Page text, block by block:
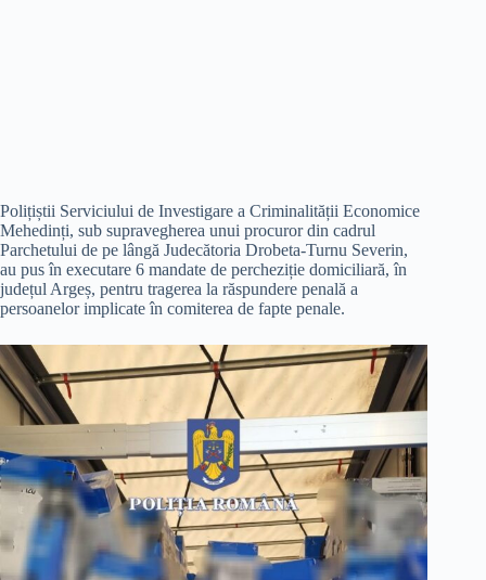
Polițiștii Serviciului de Investigare a Criminalității Economice
Mehedinți, sub supravegherea unui procuror din cadrul
Parchetului de pe lângă Judecătoria Drobeta-Turnu Severin,
au pus în executare 6 mandate de percheziție domiciliară, în
județul Argeș, pentru tragerea la răspundere penală a
persoanelor implicate în comiterea de fapte penale.